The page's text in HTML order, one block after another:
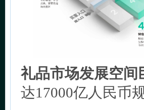
礼品市场发展空间
达17000亿人民币